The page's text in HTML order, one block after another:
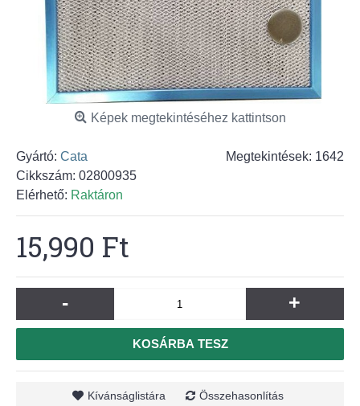
Képek megtekintéséhez kattintson
Megtekintések: 1642
Gyártó: Cata
Cikkszám: 02800935
Elérhető: Raktáron
15,990 Ft
- +
KOSÁRBA TESZ
Kívánságlistára Összehasonlítás